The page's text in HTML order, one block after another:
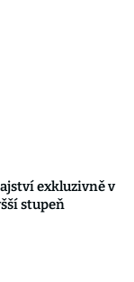
exkluzivně v
stupeň